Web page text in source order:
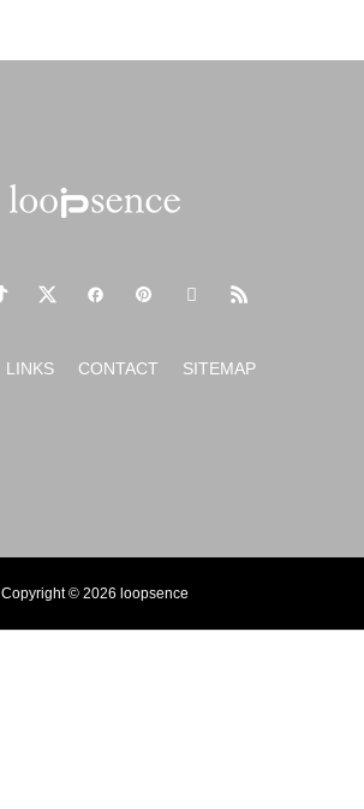
LINKS CONTACT SITEMAP
Copyright © 2026 loopsence